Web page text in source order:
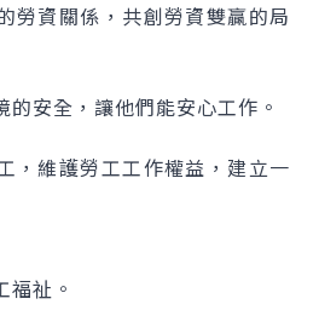
資關係，共創勞資雙贏的局
安全，讓他們能安心工作。
維護勞工工作權益，建立一
祉。